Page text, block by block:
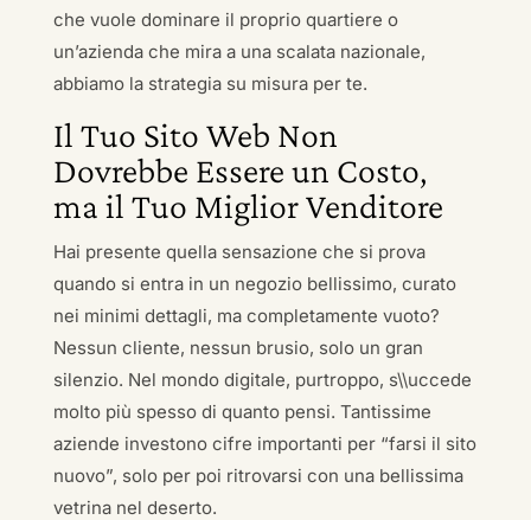
che vuole dominare il proprio quartiere o
un’azienda che mira a una scalata nazionale,
abbiamo la strategia su misura per te.
Il Tuo Sito Web Non
Dovrebbe Essere un Costo,
ma il Tuo Miglior Venditore
Hai presente quella sensazione che si prova
quando si entra in un negozio bellissimo, curato
nei minimi dettagli, ma completamente vuoto?
Nessun cliente, nessun brusio, solo un gran
silenzio. Nel mondo digitale, purtroppo, s\\uccede
molto più spesso di quanto pensi. Tantissime
aziende investono cifre importanti per “farsi il sito
nuovo”, solo per poi ritrovarsi con una bellissima
vetrina nel deserto.